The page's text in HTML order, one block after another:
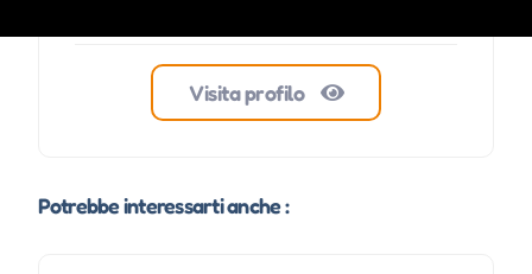
Visita profilo
Potrebbe interessarti anche :